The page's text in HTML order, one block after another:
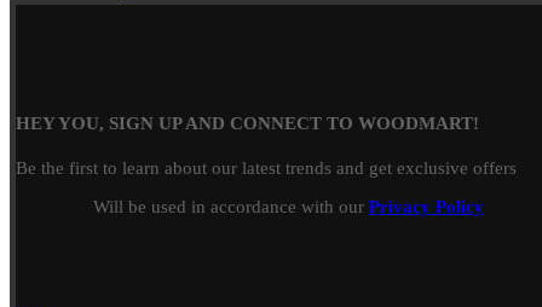
HEY YOU, SIGN UP AND CONNECT TO WOODMART!
Be the first to learn about our latest trends and get exclusive offers
Will be used in accordance with our Privacy Policy